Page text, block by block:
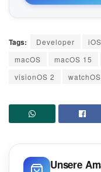
Tags: Developer iOS
macOS
macOS 15
visionOS 2
watchOS
Unsere